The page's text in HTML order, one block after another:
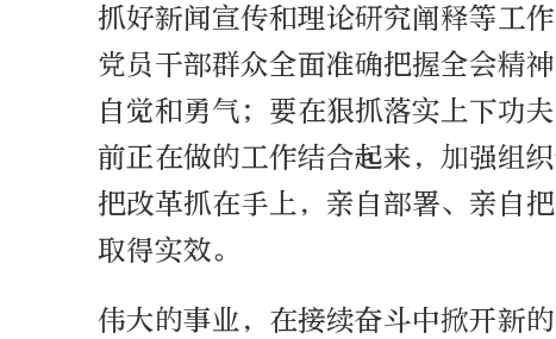
抓好新闻宣传和理论研究阐释等工
党员干部群众全面准确把握全会精
自觉和勇气；要在狠抓落实上下功
前正在做的工作结合起来，加强组
把改革抓在手上，亲自部署、亲自
取得实效。
伟大的事业，在接续奋斗中掀开新